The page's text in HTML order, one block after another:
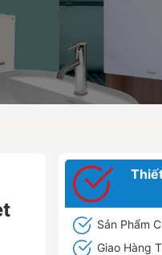
Sản Phẩm
Giao Hàng